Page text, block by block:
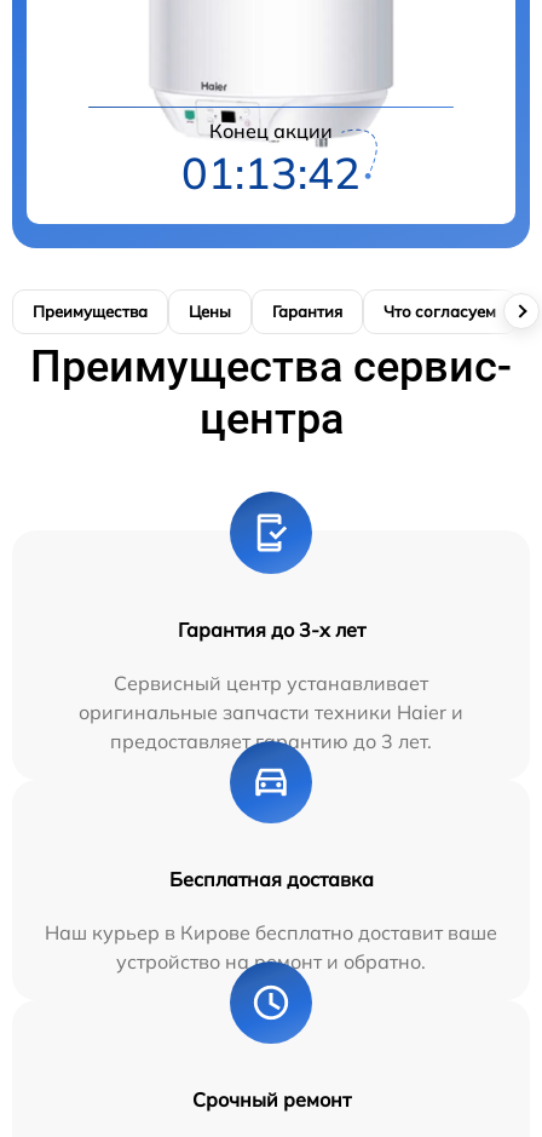
Конец акции
01:13:41
Преимущества Цены Гарантия Что согласуем
Преимущества сервис-
центра
Гарантия до 3-х лет
Сервисный центр устанавливает
оригинальные запчасти техники Haier и
предоставляет гарантию до 3 лет.
Бесплатная доставка
Наш курьер в Кирове бесплатно доставит ваше
устройство на ремонт и обратно.
Срочный ремонт